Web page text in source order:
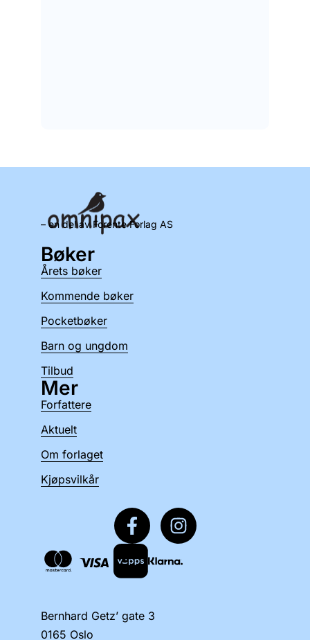
– en del av Forente Forlag AS
Bernhard Getz’ gate 3
0165 Oslo
Bøker
Årets bøker
Kommende bøker
Pocketbøker
Barn og ungdom
Tilbud
Mer
Forfattere
Aktuelt
Om forlaget
Kjøpsvilkår